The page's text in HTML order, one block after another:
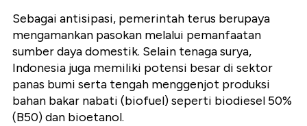
Sebagai antisipasi, pemerintah terus berupaya
mengamankan pasokan melalui pemanfaatan
sumber daya domestik. Selain tenaga surya,
Indonesia juga memiliki potensi besar di sektor
panas bumi serta tengah menggenjot produksi
bahan bakar nabati (biofuel) seperti biodiesel 50%
(B50) dan bioetanol.